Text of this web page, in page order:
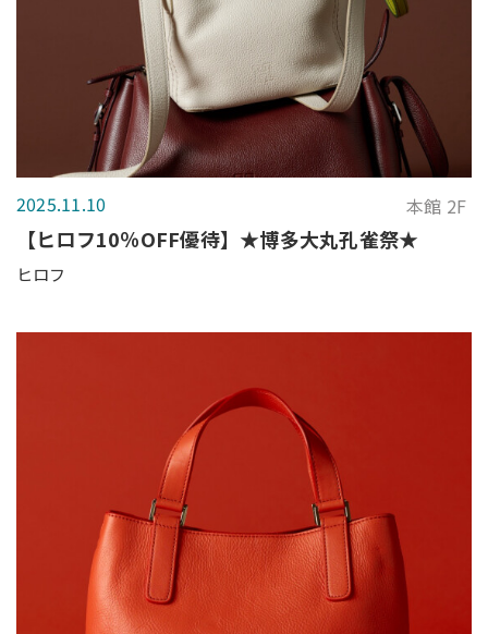
2025.11.10 本館 2F
【ヒロフ10％OFF優待】★博多大丸孔雀祭★
ヒロフ